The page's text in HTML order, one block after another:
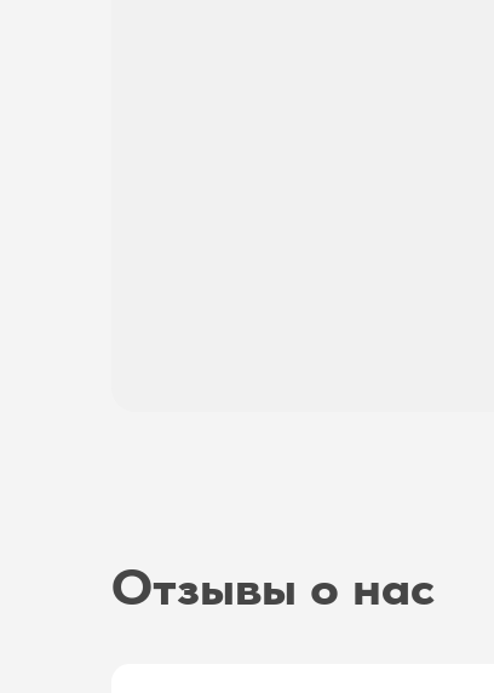
Отзывы о нас